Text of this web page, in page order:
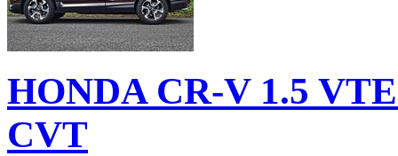
HONDA CR-V 1.5
CVT